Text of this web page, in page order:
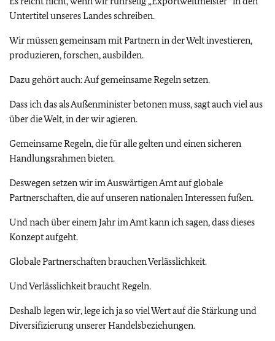
Untertitel unseres Landes schreiben.
Wir müssen gemeinsam mit Partnern in der Welt investieren,
produzieren, forschen, ausbilden.
Dazu gehört auch: Auf gemeinsame Regeln setzen.
Dass ich das als Außenminister betonen muss, sagt auch viel aus
über die Welt, in der wir agieren.
Gemeinsame Regeln, die für alle gelten und einen sicheren
Handlungsrahmen bieten.
Deswegen setzen wir im Auswärtigen Amt auf globale
Partnerschaften, die auf unseren nationalen Interessen fußen.
Und nach über einem Jahr im Amt kann ich sagen, dass dieses
Konzept aufgeht.
Globale Partnerschaften brauchen Verlässlichkeit.
Und Verlässlichkeit braucht Regeln.
Deshalb legen wir, lege ich ja so viel Wert auf die Stärkung und
Diversifizierung unserer Handelsbeziehungen.